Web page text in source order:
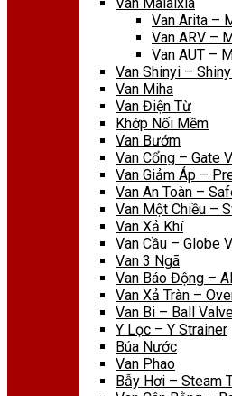
Van Arita –
Van ARV –
Van AUT –
Van Shinyi –
Van Miha
Van Điện Từ
Khớp Nối Mềm
Van Bướm
Van Cổng – Gate
Van Giảm Áp –
Van An Toàn –
Van Một Chiều –
Van Xả Khí
Van Cầu – Globe
Van 3 Ngã
Van Báo Động –
Van Xả Tràn –
Van Bi – Ball
Y Lọc – Y Strainer
Búa Nước
Van Phao
Bẫy Hơi – Steam